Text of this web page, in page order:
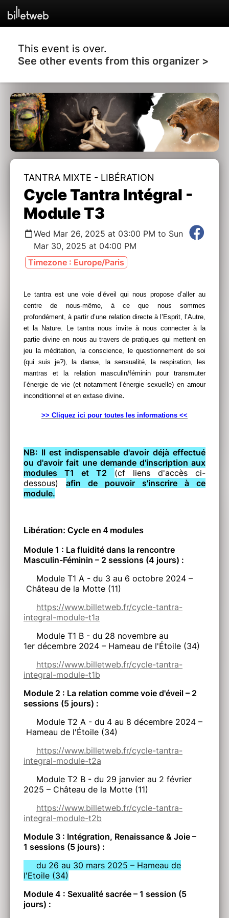
This event is over.
See other events from this organizer >
TANTRA MIXTE - LIBÉRATION
Cycle Tantra Intégral -
Module T3
Wed Mar 26, 2025 at 03:00 PM to Sun
Mar 30, 2025 at 04:00 PM
Timezone : Europe/Paris
Le tantra est une voie d’éveil qui nous propose d’aller au
centre de nous-même, à ce que nous sommes
profondément, à partir d’une relation directe à l’Esprit, l’Autre,
et la Nature. Le tantra nous invite à nous connecter à la
partie divine en nous au travers de pratiques qui mettent en
jeu la méditation, la conscience, le questionnement de soi
(qui suis je?), la danse, la sensualité, la respiration, les
mantras et la relation masculin/féminin pour transmuter
l’énergie de vie (et notamment l’énergie sexuelle) en amour
inconditionnel et en extase divine.
>> Cliquez ici pour toutes les informations <<
NB: Il est indispensable d'avoir déjà effectué
ou d'avoir fait une demande d'inscription aux
modules T1 et T2 (cf liens d'accès ci-
dessous) afin de pouvoir s'inscrire à ce
module.
Libération: Cycle en 4 modules
Module 1 : La fluidité dans la rencontre
Masculin-Féminin – 2 sessions (4 jours) :
Module T1 A - du 3 au 6 octobre 2024 –
Château de la Motte (11)
https://www.billetweb.fr/cycle-tantra-
integral-module-t1a
Module T1 B - du 28 novembre au
1er décembre 2024 – Hameau de l'Étoile (34)
https://www.billetweb.fr/cycle-tantra-
integral-module-t1b
Module 2 : La relation comme voie d'éveil – 2
sessions (5 jours) :
Module T2 A - du 4 au 8 décembre 2024 –
Hameau de l'Étoile (34)
https://www.billetweb.fr/cycle-tantra-
integral-module-t2a
Module T2 B - du 29 janvier au 2 février
2025 – Château de la Motte (11)
https://www.billetweb.fr/cycle-tantra-
integral-module-t2b
Module 3 : Intégration, Renaissance & Joie –
1 sessions (5 jours) :
du 26 au 30 mars 2025 – Hameau de
l'Etoile (34)
Module 4 : Sexualité sacrée – 1 session (5
jours) :